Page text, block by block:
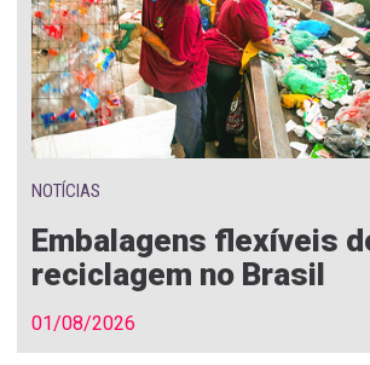
NOTÍCIAS
Embalagens flexíveis
reciclagem no Brasil
01/08/2026